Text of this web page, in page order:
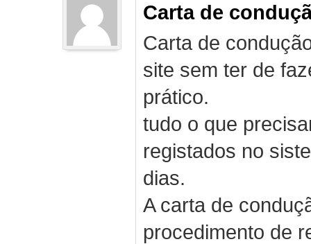
Carta de
Carta de
site sem ter de
prático.
tudo o que
registados no
dias.
A carta de
procedimento de